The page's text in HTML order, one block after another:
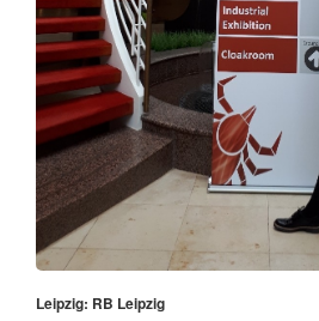
Leipzig: RB Leipzig